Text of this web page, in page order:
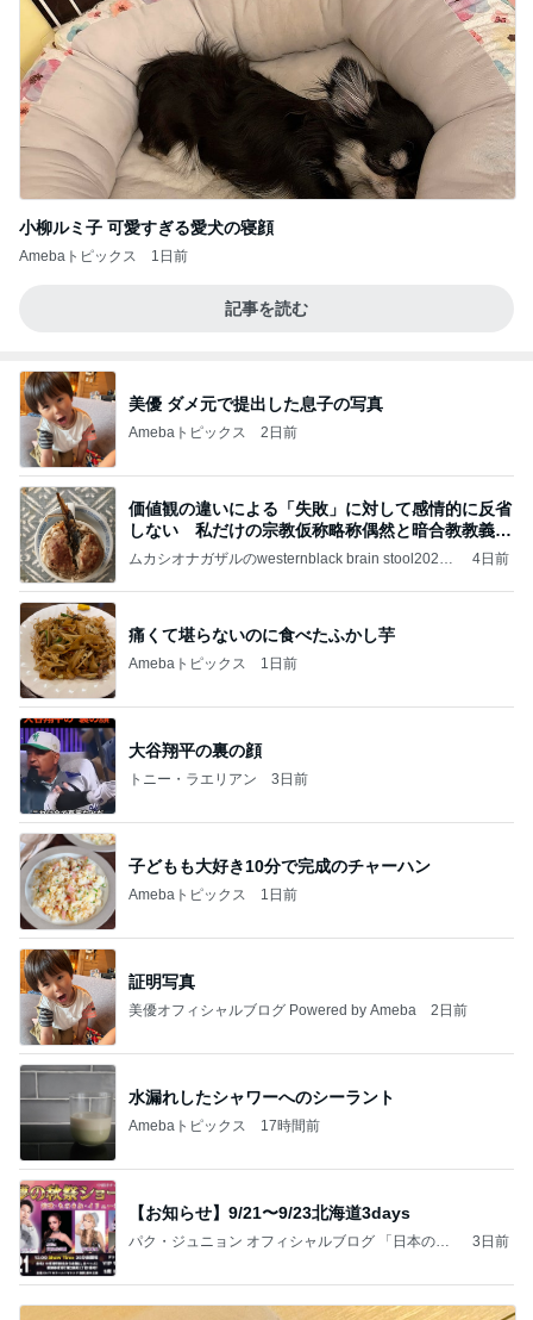
小柳ルミ子 可愛すぎる愛犬の寝顔
Amebaトピックス 1日前
記事を読む
美優 ダメ元で提出した息子の写真
Amebaトピックス 2日前
価値観の違いによる「失敗」に対して感情的に反省
しない 私だけの宗教仮称略称偶然と暗合教教義候
補
ムカシオナガザルのwesternblack brain stool2024
ガザル
4日前
痛くて堪らないのに食べたふかし芋
Amebaトピックス 1日前
大谷翔平の裏の顔
トニー・ラエリアン 3日前
子どもも大好き10分で完成のチャーハン
Amebaトピックス 1日前
証明写真
美優オフィシャルブログ Powered by Ameba 2日前
水漏れしたシャワーへのシーラント
Amebaトピックス 17時間前
【お知らせ】9/21〜9/23北海道3days
パク・ジュニョン オフィシャルブログ 「日本の
3日前